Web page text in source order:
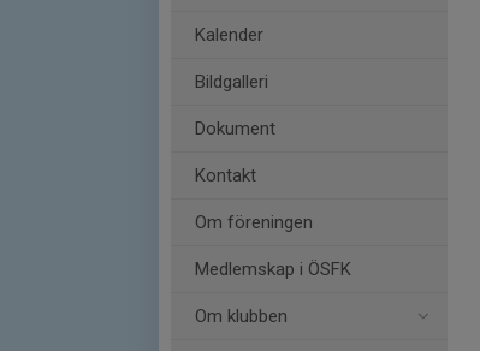
Kalender
Bildgalleri
Dokument
Kontakt
Om föreningen
Medlemskap i ÖSFK
Om klubben